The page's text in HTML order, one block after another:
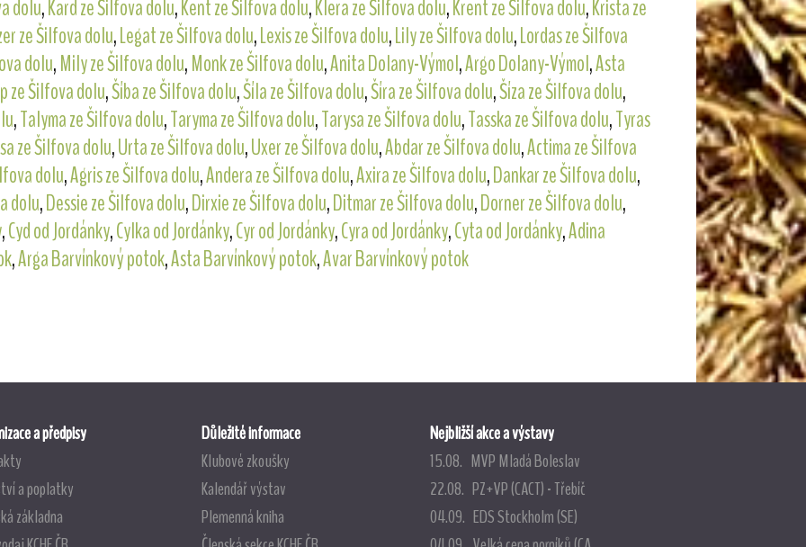
dolu,Kard ze Šilfova dolu,Kent ze Šilfova dolu,Klera ze Šilfova dolu,Krent ze Šilfova dolu,Krista ze
ze Šilfova dolu,Legat ze Šilfova dolu,Lexis ze Šilfova dolu,Lily ze Šilfova dolu,Lordas ze Šilfova
dolu,Mily ze Šilfova dolu,Monk ze Šilfova dolu,Anita Dolany-Výmol,Argo Dolany-Výmol,Asta
ze Šilfova dolu,Šíba ze Šilfova dolu,Šíla ze Šilfova dolu,Šíra ze Šilfova dolu,Šíza ze Šilfova dolu,
,Talyma ze Šilfova dolu,Taryma ze Šilfova dolu,Tarysa ze Šilfova dolu,Tasska ze Šilfova dolu,Tyras
ze Šilfova dolu,Urta ze Šilfova dolu,Uxer ze Šilfova dolu,Abdar ze Šilfova dolu,Actima ze Šilfova
dolu,Agris ze Šilfova dolu,Andera ze Šilfova dolu,Axira ze Šilfova dolu,Dankar ze Šilfova dolu,
dolu,Dessie ze Šilfova dolu,Dirxie ze Šilfova dolu,Ditmar ze Šilfova dolu,Dorner ze Šilfova dolu,
,Cyd od Jordánky,Cylka od Jordánky,Cyr od Jordánky,Cyra od Jordánky,Cyta od Jordánky,Adina
,Arga Barvínkový potok,Asta Barvínkový potok,Avar Barvínkový potok
a předpisy
a poplatky
základna
Důležité informace
Klubové zkoušky
Kalendář výstav
Plemenná kniha
Nejbližší akce a výstavy
15.08. MVP Mladá Boleslav
22.08. PZ+VP (CACT) - Třebíč
04.09. EDS Stockholm (SE)